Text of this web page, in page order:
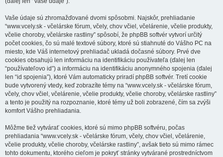
Vaše údaje sú zhromažďované dvomi spôsobmi. Najskôr, prehliadanie
“www.vcely.sk - včelárske fórum, včely, chov včiel, včelárenie, včelie produkty,
včelie choroby, včelárske rastliny” spôsobí, že phpBB softvér vytvorí určitý
počet cookies, čo sú malé textové súbory, ktoré sú stiahnuté do Vášho PC na
miesto, kde Váš internetový prehliadač ukladá dočasné súbory. Prvé dve
cookies obsahujú len informáciu na identifikáciu používateľa (ďalej len
“používateľovo id”) a informáciu na identifikáciu anonymného spojenia (ďalej
len “id spojenia”), ktoré Vám automaticky priradí phpBB softvér. Tretí cookie
bude vytvorený vtedy, keď zobrazíte témy na “www.vcely.sk - včelárske fórum,
včely, chov včiel, včelárenie, včelie produkty, včelie choroby, včelárske rastliny”
a tento je použitý na rozpoznanie, ktoré témy už boli zobrazené, čím sa zvýši
komfort Vášho prehliadania.
Môžme tiež vytvárať cookies, ktoré sú mimo phpBB softvéru, počas
prehliadania “www.vcely.sk - včelárske fórum, včely, chov včiel, včelárenie,
včelie produkty, včelie choroby, včelárske rastliny”, avšak tieto sú mimo rámec
tohto dokumentu, ktorého cieľom je pokryť stránky vytvárané prostredníctvom